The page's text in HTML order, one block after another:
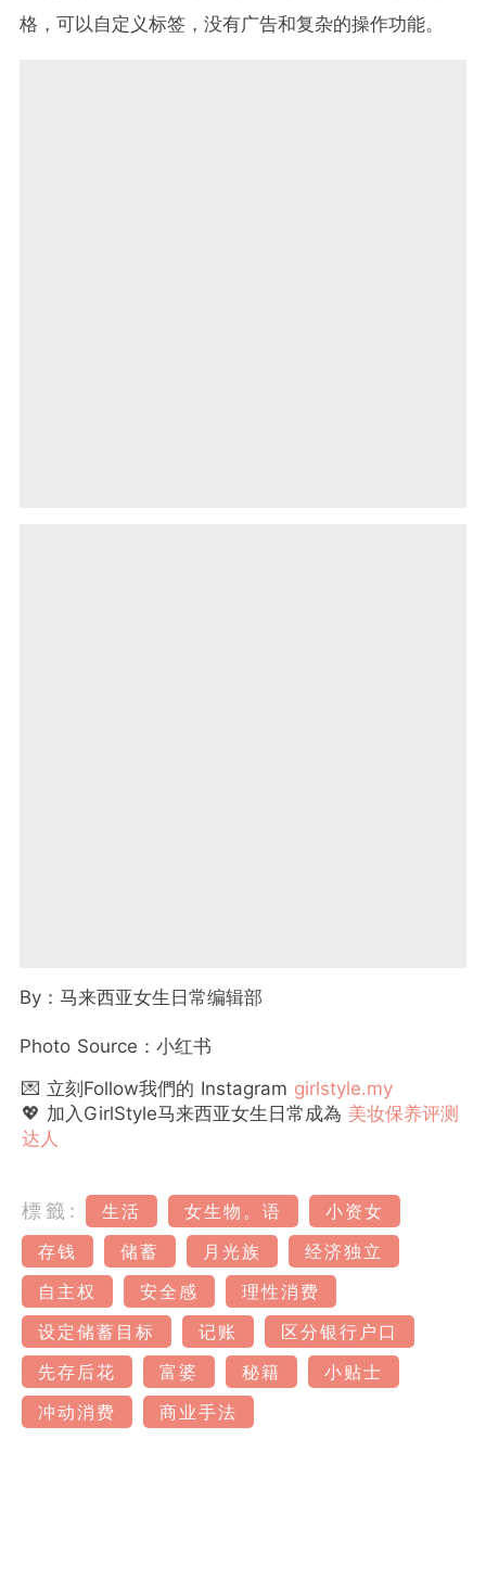
格，可以自定义标签，没有广告和复杂的操作功能。
By ：马来西亚女生日常编辑部
Photo Source ：小红书
💌 立刻Follow我們的 Instagram girlstyle.my
💖 加入GirlStyle马来西亚女生日常成為 美妆保养评测
达人
標籤: 生活 女生物。语
小资女
存钱
储蓄 月光族
经济独立
自主权
安全感
理性消费
设定储蓄目标
记账
区分银行户口
先存后花
富婆 秘籍
小贴士
冲动消费
商业手法